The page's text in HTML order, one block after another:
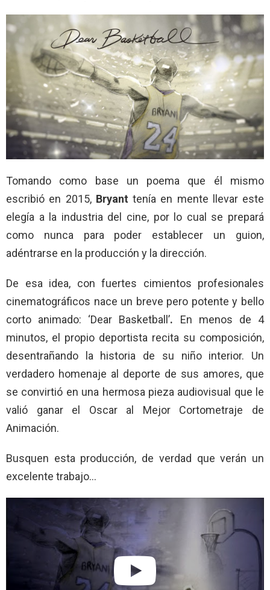
Tomando como base un poema que él mismo
escribió en 2015, Bryant tenía en mente llevar este
elegía a la industria del cine, por lo cual se prepará
como nunca para poder establecer un guion,
adéntrarse en la producción y la dirección.
De esa idea, con fuertes cimientos profesionales
cinematográficos nace un breve pero potente y bello
corto animado: ‘Dear Basketball’. En menos de 4
minutos, el propio deportista recita su composición,
desentrañando la historia de su niño interior. Un
verdadero homenaje al deporte de sus amores, que
se convirtió en una hermosa pieza audiovisual que le
valió ganar el Oscar al Mejor Cortometraje de
Animación.
Busquen esta producción, de verdad que verán un
excelente trabajo…